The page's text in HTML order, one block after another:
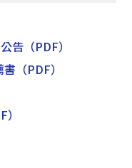
告 （PDF）
書 （PDF）
）